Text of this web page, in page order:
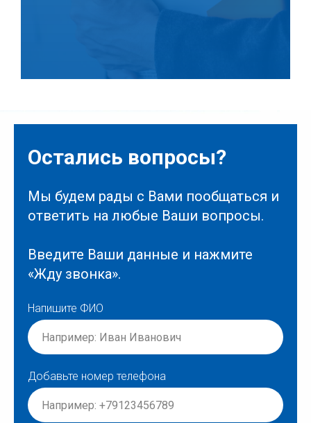
Остались вопросы?
Мы будем рады с Вами пообщаться и
ответить на любые Ваши вопросы.
Введите Ваши данные и нажмите
«Жду звонка».
Напишите ФИО
Добавьте номер телефона